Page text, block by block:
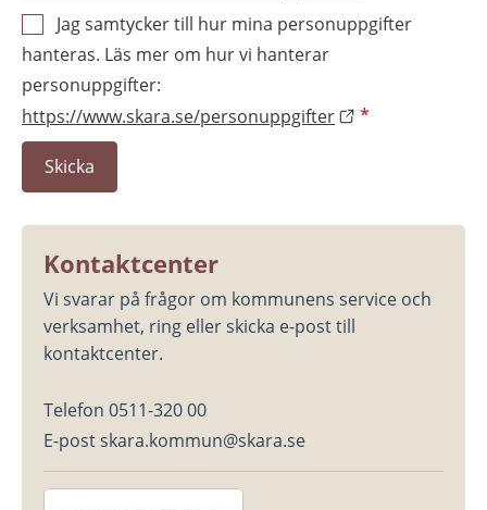
Jag samtycker till hur mina personuppgifter
hanteras. Läs mer om hur vi hanterar
personuppgifter:
https://www.skara.se/personuppgifter
*
Kontaktcenter
Vi svarar på frågor om kommunens service och
verksamhet, ring eller skicka e-post till
kontaktcenter.
Telefon 0511-320 00
E-post skara.kommun@skara.se